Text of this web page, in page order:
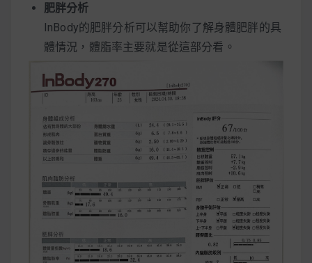
肥胖分析
InBody的肥胖分析可以幫助你了解身體肥胖的具
體情況，體脂率主要就是從這部分看。